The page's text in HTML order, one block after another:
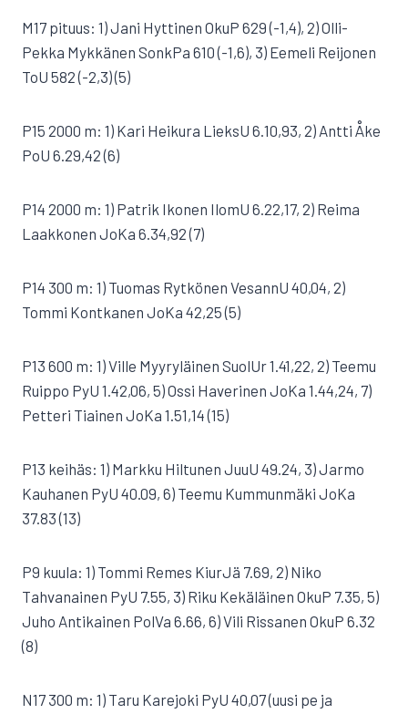
M17 pituus: 1) Jani Hyttinen OkuP 629 (-1,4), 2) Olli-
Pekka Mykkänen SonkPa 610 (-1,6), 3) Eemeli Reijonen
ToU 582 (-2,3) (5)
P15 2000 m: 1) Kari Heikura LieksU 6.10,93, 2) Antti Åke
PoU 6.29,42 (6)
P14 2000 m: 1) Patrik Ikonen IlomU 6.22,17, 2) Reima
Laakkonen JoKa 6.34,92 (7)
P14 300 m: 1) Tuomas Rytkönen VesannU 40,04, 2)
Tommi Kontkanen JoKa 42,25 (5)
P13 600 m: 1) Ville Myyryläinen SuolUr 1.41,22, 2) Teemu
Ruippo PyU 1.42,06, 5) Ossi Haverinen JoKa 1.44,24, 7)
Petteri Tiainen JoKa 1.51,14 (15)
P13 keihäs: 1) Markku Hiltunen JuuU 49.24, 3) Jarmo
Kauhanen PyU 40.09, 6) Teemu Kummunmäki JoKa
37.83 (13)
P9 kuula: 1) Tommi Remes KiurJä 7.69, 2) Niko
Tahvanainen PyU 7.55, 3) Riku Kekäläinen OkuP 7.35, 5)
Juho Antikainen PolVa 6.66, 6) Vili Rissanen OkuP 6.32
(8)
N17 300 m: 1) Taru Karejoki PyU 40,07 (uusi pe ja